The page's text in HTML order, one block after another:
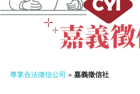
專業合法徵信公司 » 嘉義徵信社